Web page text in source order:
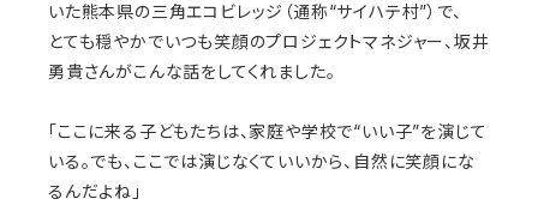
いた熊本県の三角エコビレッジ（通称“サイハテ村”）で、
とても穏やかでいつも笑顔のプロジェクトマネジャー、坂井
勇貴さんがこんな話をしてくれました。
「ここに来る子どもたちは、家庭や学校で“いい子”を演じて
いる。でも、ここでは演じなくていいから、自然に笑顔にな
るんだよね」